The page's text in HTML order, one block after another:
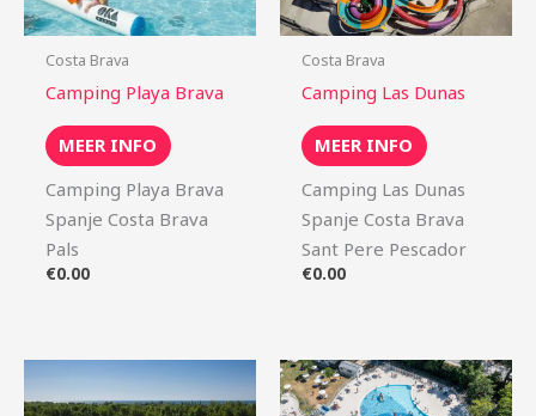
Costa Brava
Camping Playa Brava
MEER INFO
Camping Playa Brava
Spanje Costa Brava
Pals
€0.00
Costa Brava
Camping Las Dunas
MEER INFO
Camping Las Dunas
Spanje Costa Brava
Sant Pere Pescador
€0.00